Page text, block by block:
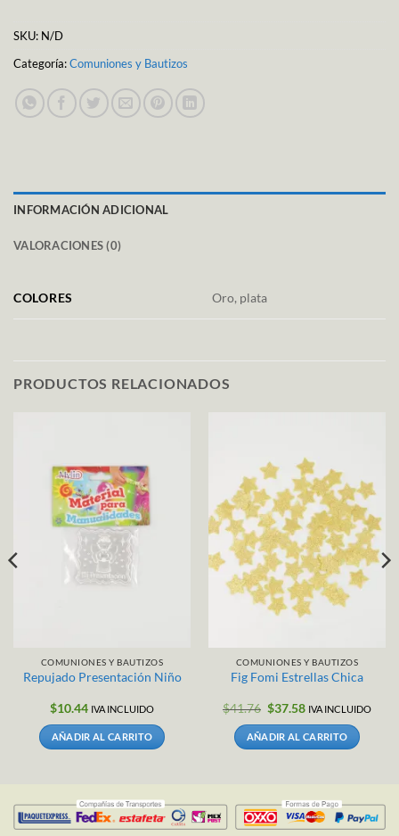
SKU: N/D
Categoría:Comuniones y Bautizos
INFORMACIÓN ADICIONAL
VALORACIONES (0)
COLORES Oro, plata
PRODUCTOS RELACIONADOS
COMUNIONES Y BAUTIZOS
Repujado Presentación Niño
$10.44 IVA INCLUIDO
AÑADIR AL CARRITO
COMUNIONES Y BAUTIZOS
Fig Fomi Estrellas Chica
$41.76 El
original
era:
$41.76.
$37.58El
actual
es:
$37.58.
IVA INCLUIDO
AÑADIR AL CARRITO